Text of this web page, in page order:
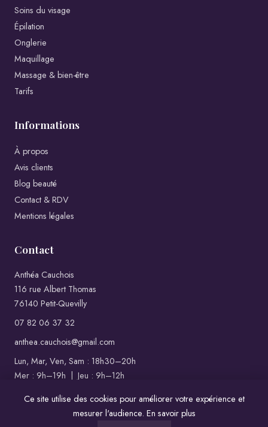
Soins du visage
Épilation
Onglerie
Maquillage
Massage & bien-être
Tarifs
Informations
À propos
Avis clients
Blog beauté
Contact & RDV
Mentions légales
Contact
Anthéa Cauchois
116 rue Albert Thomas
76140 Petit-Quevilly
07 82 06 37 32
anthea.cauchois@gmail.com
Lun, Mar, Ven, Sam : 18h30–20h
Mer : 9h–19h | Jeu : 9h–12h
Ce site utilise des cookies pour améliorer votre expérience et
mesurer l'audience. En savoir plus